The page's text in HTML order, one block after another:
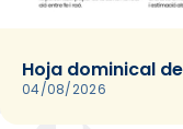
Hoja dominical
04/08/2026